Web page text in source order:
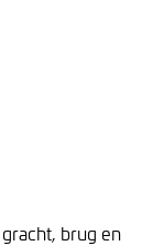
brug en